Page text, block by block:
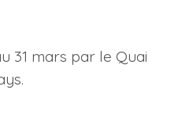
31 mars par le Quai